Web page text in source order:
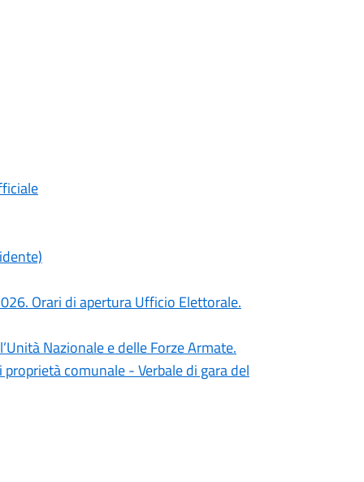
Orari di apertura Ufficio Elettorale.
Nazionale e delle Forze Armate.
comunale - Verbale di gara del